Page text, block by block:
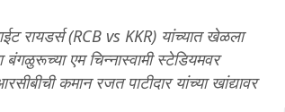
रायडर्स (RCB vs KKR) यांच्यात खेळला
एम चिन्नास्वामी स्टेडियमवर
कमान रजत पाटीदार यांच्या खांद्यावर